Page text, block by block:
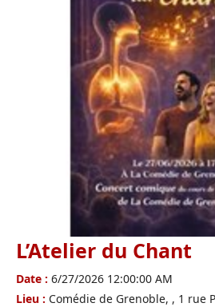
L’Atelier du Chant
Date : 6/27/2026 12:00:00 AM
Lieu : Comédie de Grenoble, , 1 rue